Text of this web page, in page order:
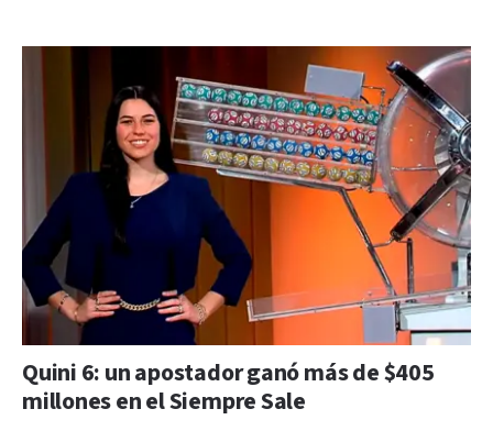
Quini 6: un apostador ganó más de $405
millones en el Siempre Sale